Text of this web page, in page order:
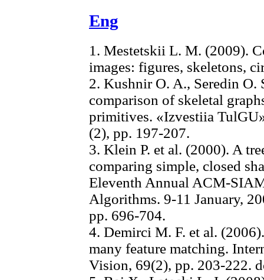
Eng
1. Mestetskii L. M. (2009).
images: figures, skeletons,
2. Kushnir O. A., Seredin
comparison of skeletal
primitives. «Izvestiia
(2), pp. 197-207.
3. Klein P. et al. (2000). A
comparing simple, closed
Eleventh Annual ACM-
Algorithms. 9-11 January,
pp. 696-704.
4. Demirci M. F. et al.
many feature matching.
Vision, 69(2), pp. 203-222.